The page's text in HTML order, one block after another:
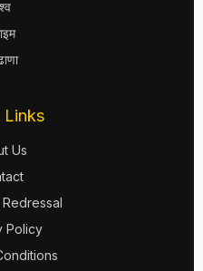
Links
Us
Policy